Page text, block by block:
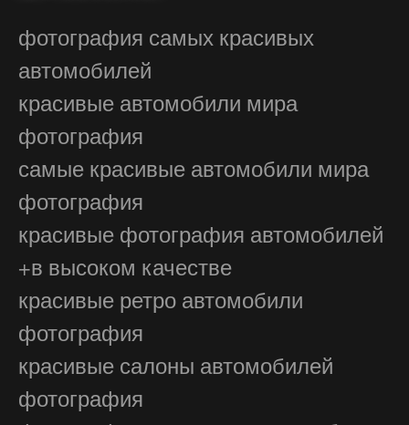
фотография самых красивых
автомобилей
красивые автомобили мира
фотография
самые красивые автомобили мира
фотография
красивые фотография автомобилей
+в высоком качестве
красивые ретро автомобили
фотография
красивые салоны автомобилей
фотография